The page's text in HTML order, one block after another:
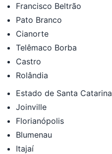
Francisco Beltrão
Pato Branco
Cianorte
Telêmaco Borba
Castro
Rolândia
Estado de Santa Catarina
Joinville
Florianópolis
Blumenau
Itajaí